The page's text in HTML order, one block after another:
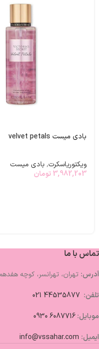
بادی میست velvet petals
ویکتوریاسکرت, بادی میست
3,982,203 تومان
تماس با ما
آدرس: تهران، تهرانسر، کوچه هفدهم،
تلفن:
موبایل:6087716 0930
ایمیل: info@vssahar.com